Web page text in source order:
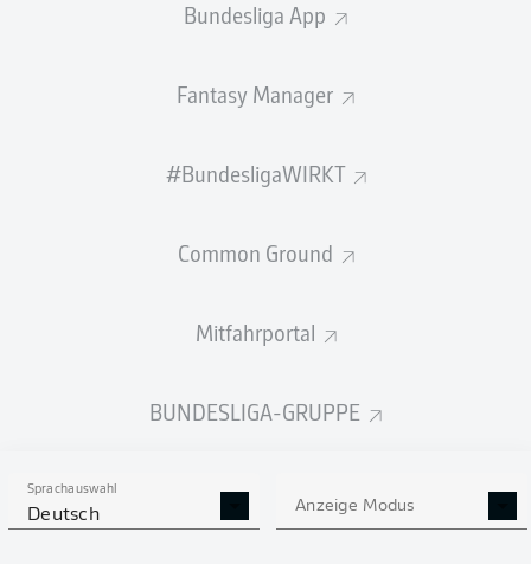
Bundesliga App
Fantasy Manager
#BundesligaWIRKT
Common Ground
Mitfahrportal
BUNDESLIGA-GRUPPE
Sprachauswahl
Deutsch Anzeige Modus